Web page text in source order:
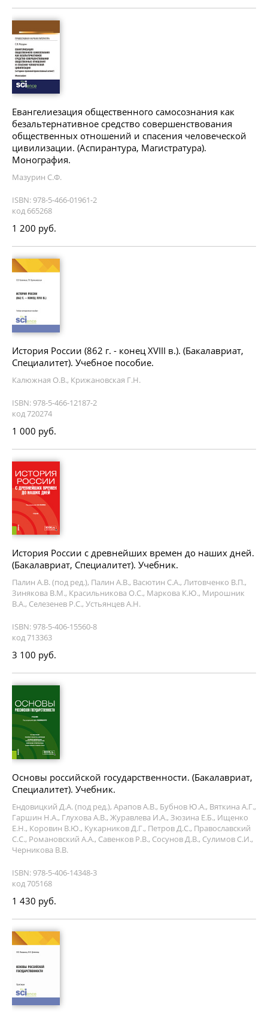
Евангелиезация общественного самосознания как
безальтернативное средство совершенствования
общественных отношений и спасения человеческой
цивилизации. (Аспирантура, Магистратура).
Монография.
Мазурин С.Ф.
ISBN: 978-5-466-01961-2
код 665268
1 200 руб.
История России (862 г. - конец XVIII в.). (Бакалавриат,
Специалитет). Учебное пособие.
Калюжная О.В., Крижановская Г.Н.
ISBN: 978-5-466-12187-2
код 720274
1 000 руб.
История России с древнейших времен до наших дней.
(Бакалавриат, Специалитет). Учебник.
Палин А.В. (под ред.), Палин А.В., Васютин С.А., Литовченко В.П.,
Зинякова В.М., Красильникова О.С., Маркова К.Ю., Мирошник
В.А., Селезенев Р.С., Устьянцев А.Н.
ISBN: 978-5-406-15560-8
код 713363
3 100 руб.
Основы российской государственности. (Бакалавриат,
Специалитет). Учебник.
Ендовицкий Д.А. (под ред.), Арапов А.В., Бубнов Ю.А., Вяткина А.Г.,
Гаршин Н.А., Глухова А.В., Журавлева И.А., Зюзина Е.Б., Ищенко
Е.Н., Коровин В.Ю., Кукарников Д.Г., Петров Д.С., Православский
С.С., Романовский А.А., Савенков Р.В., Сосунов Д.В., Сулимов С.И.,
Черникова В.В.
ISBN: 978-5-406-14348-3
код 705168
1 430 руб.